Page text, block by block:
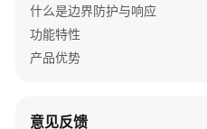
场
景
墙
什么是边界防护与响应
功能特性
产品优势
意见反馈